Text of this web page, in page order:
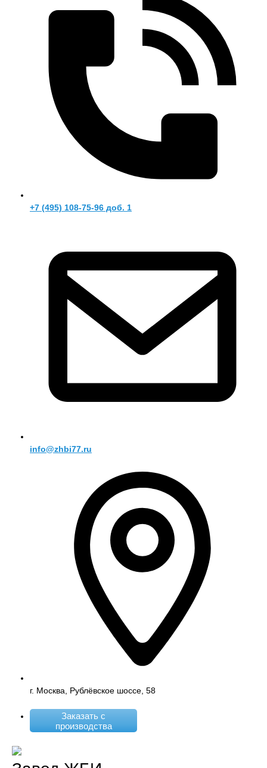
+7 (495) 108-75-96 доб. 1
info@zhbi77.ru
г. Москва, Рублёвское шоссе, 58
Заказать с
производства